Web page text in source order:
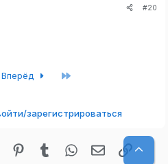
#20
Вперёд
зарегистрироваться
PinterestTumblr WhatsApp Ссылка